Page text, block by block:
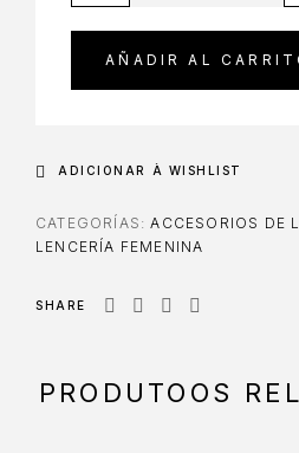
AÑADIR AL
ADICIONAR À WISHLIST
CATEGORÍAS:ACCESORIOS DE
LENCERÍA FEMENINA
SHARE
PRODUTOOS